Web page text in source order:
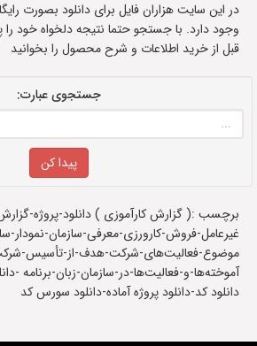
در این سایت هزاران فایل برای دانلود بصورت
وجود دارد. با جستجو حتما نتیجه دلخواه خود
قبل از خرید اطلاعات و شرح محصول را بخوانید
جستجوی عبارت:
برچسب :( گزارش کارآموزی ) دانلود-پروژه-
غیرعامل-فروش-کارورزی-معرفی-سازمان-نمودار-
موضوع-فعالیت‌های-شرکت-هدف-از-تأسیس-
آموخته‌ها-و-فعالیت‌ها-در-سازمان-زبان-برنامه -
دانلود کد-دانلود پروژه آماده-دانلود سورس کد